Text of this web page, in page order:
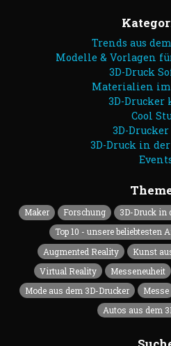
Trends aus
Modelle & Vorlagen
3D-Druck
Materialien im
3D-Drucker
Cool
3D-
3D-Druck in
Maker Forschung 3D-Druck in
Top 10 - unsere beliebtesten
Augmented Reality
Kunst
Virtual Reality
Messeneuheit
Mode aus dem 3D-Drucker
Messe
Autos aus dem